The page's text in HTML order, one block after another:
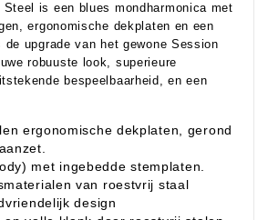
is een blues mondharmonica met
ergonomische dekplaten en een
upgrade van het gewone Session
robuuste look, superieure
bespeelbaarheid, en een
ergonomische dekplaten, gerond
met ingebedde stemplaten.
van roestvrij staal
design